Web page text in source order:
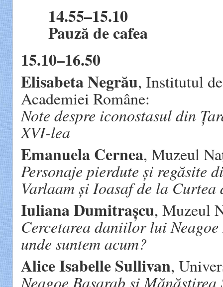
14.55–15.10
Pauză de cafea
15.10–16.50
Elisabeta Negrău, Institutul
Academiei Române:
Note despre iconostasul din
XVI-lea
Emanuela Cernea, Muzeul
Personaje pierdute și regăsite
Varlaam și Ioasaf de la Curtea
Iuliana Dumitrașcu, Muzeul
Cercetarea daniilor lui
unde suntem acum?
Alice Isabelle Sullivan,
Neagoe Basarab și